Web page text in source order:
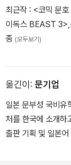
최근작 : <코믹 문
이독스 BEAST 3>
종 (모두보기)
옮긴이: 문기업
일본 문부성 국비유
처를 한국에 소개하
출판 기획 및 일본